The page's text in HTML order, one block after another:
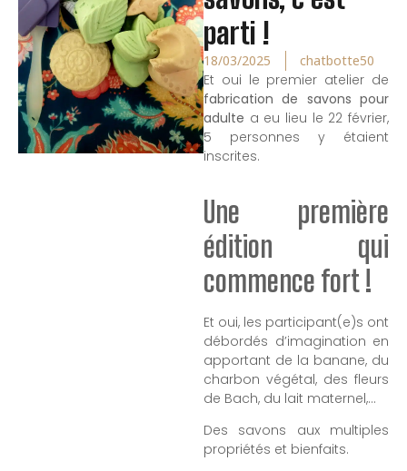
parti !
18/03/2025 chatbotte50
Et oui le premier atelier de
fabrication de savons pour
adulte a eu lieu le 22 février,
5 personnes y étaient
inscrites.
Une première
édition qui
commence fort !
Et oui, les participant(e)s ont
débordés d’imagination en
apportant de la banane, du
charbon végétal, des fleurs
de Bach, du lait maternel,…
Des savons aux multiples
propriétés et bienfaits.